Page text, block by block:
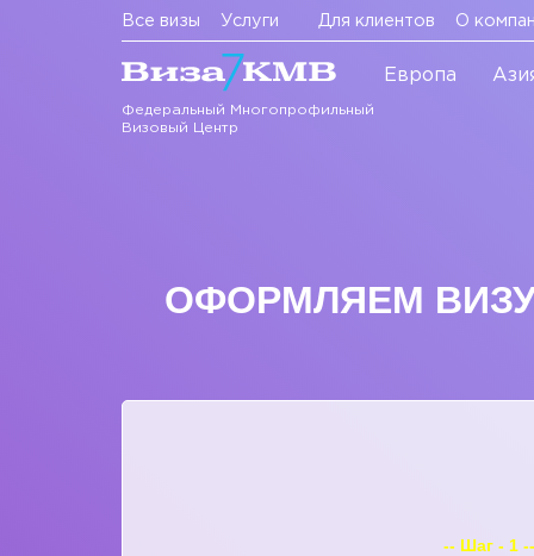
Все визы Услуги Для клиентов О
Федеральный Многопрофильный
Визовый Центр
Европа
ОФОРМЛЯЕМ
-- Шаг - 1 --